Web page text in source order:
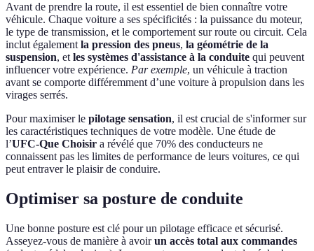
Avant de prendre la route, il est essentiel de bien connaître votre
véhicule. Chaque voiture a ses spécificités : la puissance du moteur,
le type de transmission, et le comportement sur route ou circuit. Cela
inclut également la pression des pneus, la géométrie de la
suspension, et les systèmes d'assistance à la conduite qui peuvent
influencer votre expérience. Par exemple, un véhicule à traction
avant se comporte différemment d’une voiture à propulsion dans les
virages serrés.
Pour maximiser le pilotage sensation, il est crucial de s'informer sur
les caractéristiques techniques de votre modèle. Une étude de
l’UFC-Que Choisir a révélé que 70% des conducteurs ne
connaissent pas les limites de performance de leurs voitures, ce qui
peut entraver le plaisir de conduire.
Optimiser sa posture de conduite
Une bonne posture est clé pour un pilotage efficace et sécurisé.
Asseyez-vous de manière à avoirun accès total aux commandes